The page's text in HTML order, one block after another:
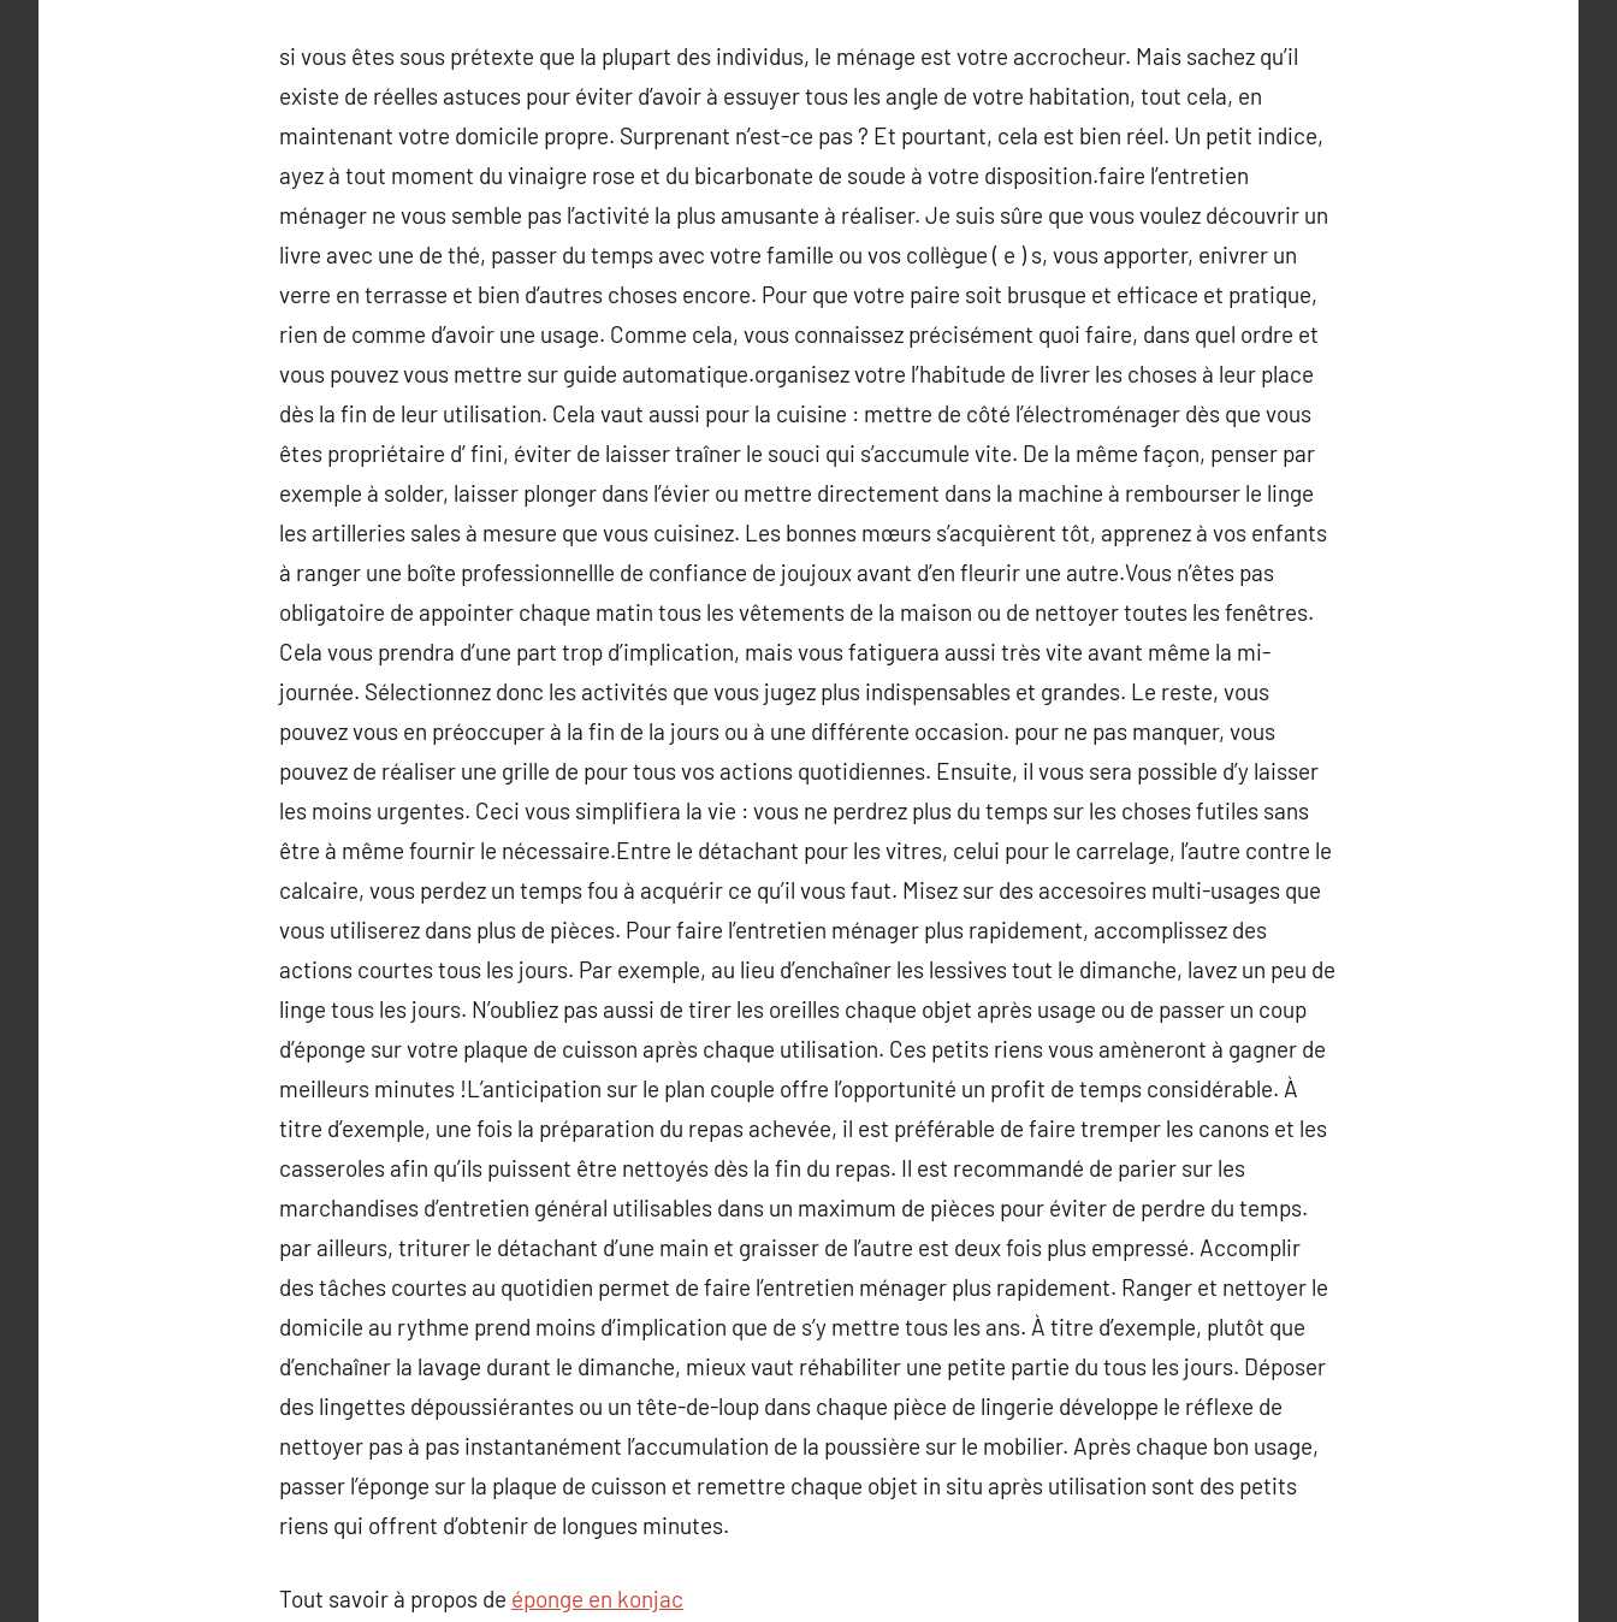
si vous êtes sous prétexte que la plupart des individus, le ménage est votre accrocheur. Mais sachez qu’il
existe de réelles astuces pour éviter d’avoir à essuyer tous les angle de votre habitation, tout cela, en
maintenant votre domicile propre. Surprenant n’est-ce pas ? Et pourtant, cela est bien réel. Un petit indice,
ayez à tout moment du vinaigre rose et du bicarbonate de soude à votre disposition.faire l’entretien
ménager ne vous semble pas l’activité la plus amusante à réaliser. Je suis sûre que vous voulez découvrir un
livre avec une de thé, passer du temps avec votre famille ou vos collègue ( e ) s, vous apporter, enivrer un
verre en terrasse et bien d’autres choses encore. Pour que votre paire soit brusque et efficace et pratique,
rien de comme d’avoir une usage. Comme cela, vous connaissez précisément quoi faire, dans quel ordre et
vous pouvez vous mettre sur guide automatique.organisez votre l’habitude de livrer les choses à leur place
dès la fin de leur utilisation. Cela vaut aussi pour la cuisine : mettre de côté l’électroménager dès que vous
êtes propriétaire d’ fini, éviter de laisser traîner le souci qui s’accumule vite. De la même façon, penser par
exemple à solder, laisser plonger dans l’évier ou mettre directement dans la machine à rembourser le linge
les artilleries sales à mesure que vous cuisinez. Les bonnes mœurs s’acquièrent tôt, apprenez à vos enfants
à ranger une boîte professionnellle de confiance de joujoux avant d’en fleurir une autre.Vous n’êtes pas
obligatoire de appointer chaque matin tous les vêtements de la maison ou de nettoyer toutes les fenêtres.
Cela vous prendra d’une part trop d’implication, mais vous fatiguera aussi très vite avant même la mi-
journée. Sélectionnez donc les activités que vous jugez plus indispensables et grandes. Le reste, vous
pouvez vous en préoccuper à la fin de la jours ou à une différente occasion. pour ne pas manquer, vous
pouvez de réaliser une grille de pour tous vos actions quotidiennes. Ensuite, il vous sera possible d’y laisser
les moins urgentes. Ceci vous simplifiera la vie : vous ne perdrez plus du temps sur les choses futiles sans
être à même fournir le nécessaire.Entre le détachant pour les vitres, celui pour le carrelage, l’autre contre le
calcaire, vous perdez un temps fou à acquérir ce qu’il vous faut. Misez sur des accesoires multi-usages que
vous utiliserez dans plus de pièces. Pour faire l’entretien ménager plus rapidement, accomplissez des
actions courtes tous les jours. Par exemple, au lieu d’enchaîner les lessives tout le dimanche, lavez un peu de
linge tous les jours. N’oubliez pas aussi de tirer les oreilles chaque objet après usage ou de passer un coup
d’éponge sur votre plaque de cuisson après chaque utilisation. Ces petits riens vous amèneront à gagner de
meilleurs minutes !L’anticipation sur le plan couple offre l’opportunité un profit de temps considérable. À
titre d’exemple, une fois la préparation du repas achevée, il est préférable de faire tremper les canons et les
casseroles afin qu’ils puissent être nettoyés dès la fin du repas. Il est recommandé de parier sur les
marchandises d’entretien général utilisables dans un maximum de pièces pour éviter de perdre du temps.
par ailleurs, triturer le détachant d’une main et graisser de l’autre est deux fois plus empressé. Accomplir
des tâches courtes au quotidien permet de faire l’entretien ménager plus rapidement. Ranger et nettoyer le
domicile au rythme prend moins d’implication que de s’y mettre tous les ans. À titre d’exemple, plutôt que
d’enchaîner la lavage durant le dimanche, mieux vaut réhabiliter une petite partie du tous les jours. Déposer
des lingettes dépoussiérantes ou un tête-de-loup dans chaque pièce de lingerie développe le réflexe de
nettoyer pas à pas instantanément l’accumulation de la poussière sur le mobilier. Après chaque bon usage,
passer l’éponge sur la plaque de cuisson et remettre chaque objet in situ après utilisation sont des petits
riens qui offrent d’obtenir de longues minutes.
Tout savoir à propos de éponge en konjac